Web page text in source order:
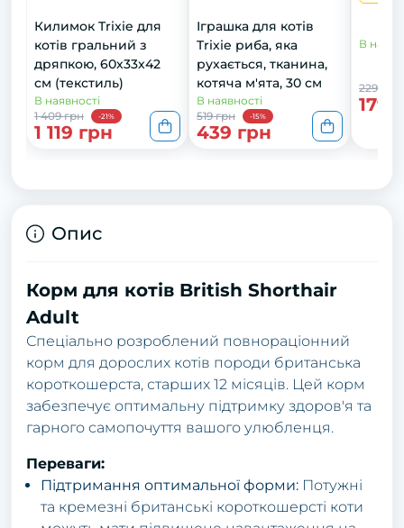
Килимок Trixie для
котів гральний з
дряпкою, 60х33х42
см (текстиль)
В наявності
1 409 грн
-21%
1 119 грн
Іграшка для котів
Trixie риба, яка
рухається, тканина,
котяча м'ята, 30 см
В наявності
519 грн
-15%
439 грн
В
229 грн
179
Опис
Корм для котів British Shorthair
Adult
Спеціально розроблений повнораціонний
корм для дорослих котів породи британська
короткошерста, старших 12 місяців. Цей корм
забезпечує оптимальну підтримку здоров'я та
гарного самопочуття вашого улюбленця.
Переваги:
Підтримання оптимальної форми: Потужні
та кремезні британські короткошерсті коти